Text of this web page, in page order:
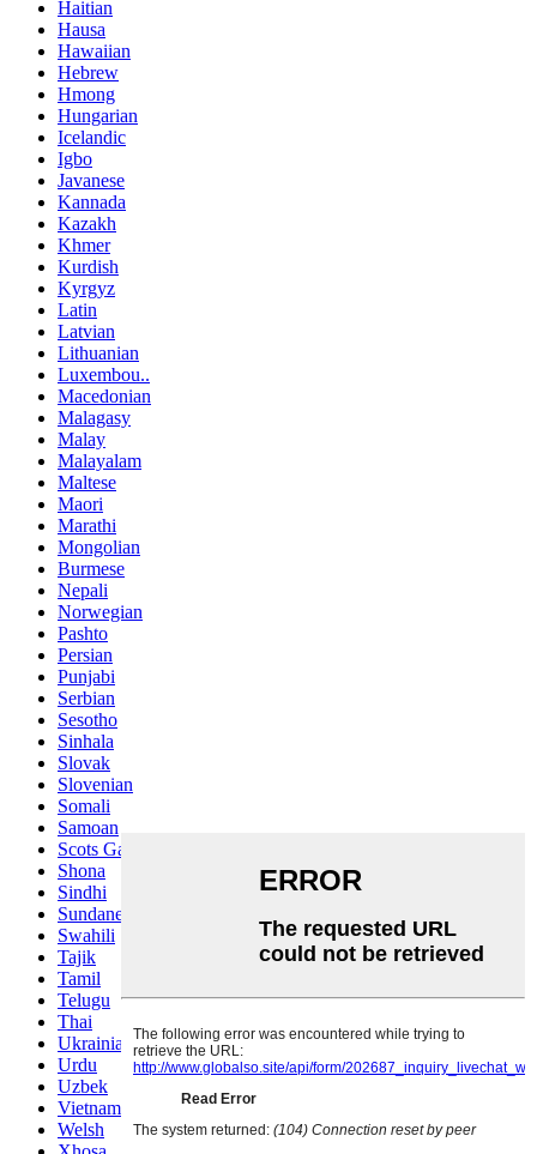
Haitian
Hausa
Hawaiian
Hebrew
Hmong
Hungarian
Icelandic
Igbo
Javanese
Kannada
Kazakh
Khmer
Kurdish
Kyrgyz
Latin
Latvian
Lithuanian
Luxembou..
Macedonian
Malagasy
Malay
Malayalam
Maltese
Maori
Marathi
Mongolian
Burmese
Nepali
Norwegian
Pashto
Persian
Punjabi
Serbian
Sesotho
Sinhala
Slovak
Slovenian
Somali
Samoan
Scots Gaelic
Shona
Sindhi
Sundanese
Swahili
Tajik
Tamil
Telugu
Thai
Ukrainian
Urdu
Uzbek
Vietnamese
Welsh